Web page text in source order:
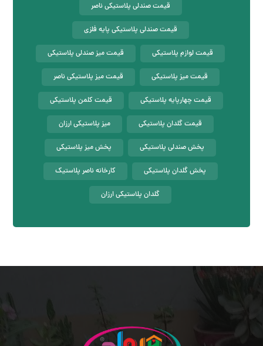
قیمت صندلی پلاستیکی ناصر
قیمت صندلی پلاستیکی پایه فلزی
قیمت لوازم پلاستیکی قیمت میز صندلی پلاستیکی
قیمت میز پلاستیکی قیمت میز پلاستیکی ناصر
قیمت چهارپایه پلاستیکی قیمت کلمن پلاستیکی
قیمت گلدان پلاستیکی میز پلاستیکی ارزان
پخش صندلی پلاستیکی پخش میز پلاستیکی
پخش گلدان پلاستیکی کارخانه ناصر پلاستیک
گلدان پلاستیکی ارزان